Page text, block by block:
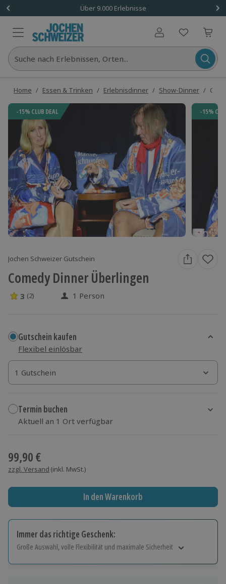
Über 9.000 Erlebnisse
Benutzerkonto
Suche nach Erlebnissen, Orten...
Home / Essen & Trinken / Erlebnisdinner / Show-Dinner /
-15% CLUB DEAL -15%
Jochen Schweizer Gutschein
Comedy Dinner Überlingen
3 Sterne von 5 aus 2 Bewertungen
3 (2) 1 Person
Gutschein kaufen
Flexibel einlösbar
1 Gutschein
1 Gutschein
1 Gutschein
Termin buchen
Aktuell an 1 Ort verfügbar
99,90 €
zzgl. Versand (inkl. MwSt.)
In den Warenkorb
Immer das richtige Geschenk:
Große Auswahl, volle Flexibilität und maximale Sicherheit